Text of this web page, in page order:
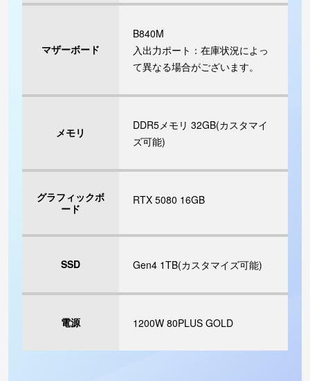
マザーボード
B840M
入出力ポート：在庫状況によっ
て異なる場合がございます。
メモリ
DDR5メモリ 32GB(カスタマイ
ズ可能)
グラフィックボ
ード
RTX 5080 16GB
SSD Gen4 1TB(カスタマイズ可能)
電源 1200W 80PLUS GOLD